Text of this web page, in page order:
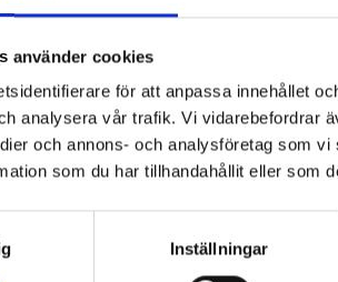
använder cookies
för att anpassa innehållet
analysera vår trafik. Vi vidarebefordrar
och annons- och analysföretag som
som du har tillhandahållit eller som
Inställningar
Är du bibliotekarie eller
Beroende på kommunens
eller Läromedia. Spel och Flugo-